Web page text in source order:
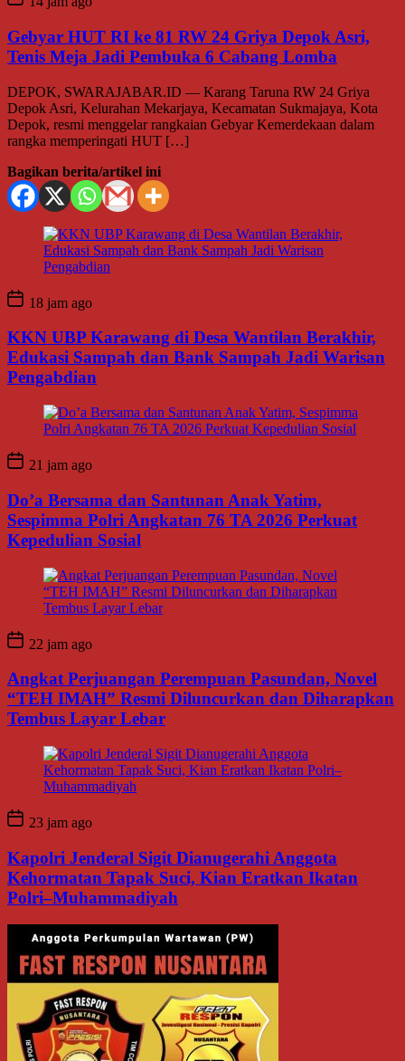
Gebyar HUT RI ke 81 RW 24 Griya Depok Asri,
Tenis Meja Jadi Pembuka 6 Cabang Lomba
DEPOK, SWARAJABAR.ID — Karang Taruna RW 24 Griya
Depok Asri, Kelurahan Mekarjaya, Kecamatan Sukmajaya, Kota
Depok, resmi menggelar rangkaian Gebyar Kemerdekaan dalam
rangka memperingati HUT […]
Bagikan berita/artikel ini
18 jam ago
KKN UBP Karawang di Desa Wantilan Berakhir,
Edukasi Sampah dan Bank Sampah Jadi Warisan
Pengabdian
21 jam ago
Do’a Bersama dan Santunan Anak Yatim,
Sespimma Polri Angkatan 76 TA 2026 Perkuat
Kepedulian Sosial
22 jam ago
Angkat Perjuangan Perempuan Pasundan, Novel
“TEH IMAH” Resmi Diluncurkan dan Diharapkan
Tembus Layar Lebar
23 jam ago
Kapolri Jenderal Sigit Dianugerahi Anggota
Kehormatan Tapak Suci, Kian Eratkan Ikatan
Polri–Muhammadiyah